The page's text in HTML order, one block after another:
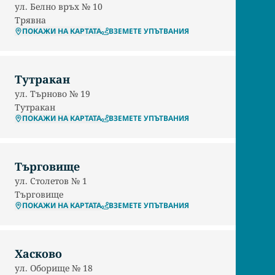
ул. Белно връх № 10
Трявна
ПОКАЖИ НА КАРТАТА ВЗЕМЕТЕ УПЪТВАНИЯ
Тутракан
ул. Търново № 19
Тутракан
ПОКАЖИ НА КАРТАТА ВЗЕМЕТЕ УПЪТВАНИЯ
Търговище
ул. Столетов № 1
Търговище
ПОКАЖИ НА КАРТАТА ВЗЕМЕТЕ УПЪТВАНИЯ
Хасково
ул. Оборище № 18